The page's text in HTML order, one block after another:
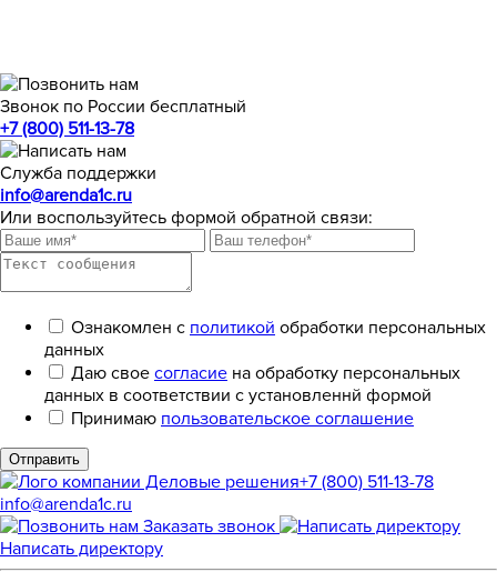
Звонок по России бесплатный
+7 (800) 511-13-78
Служба поддержки
info@arenda1c.ru
Или воспользуйтесь формой обратной связи:
Ознакомлен с политикой обработки персональных
данных
Даю свое согласие на обработку персональных
данных в соответствии с установленнй формой
Принимаю пользовательское соглашение
Отправить
+7 (800) 511-13-78
info@arenda1c.ru
Заказать звонок
Написать директору